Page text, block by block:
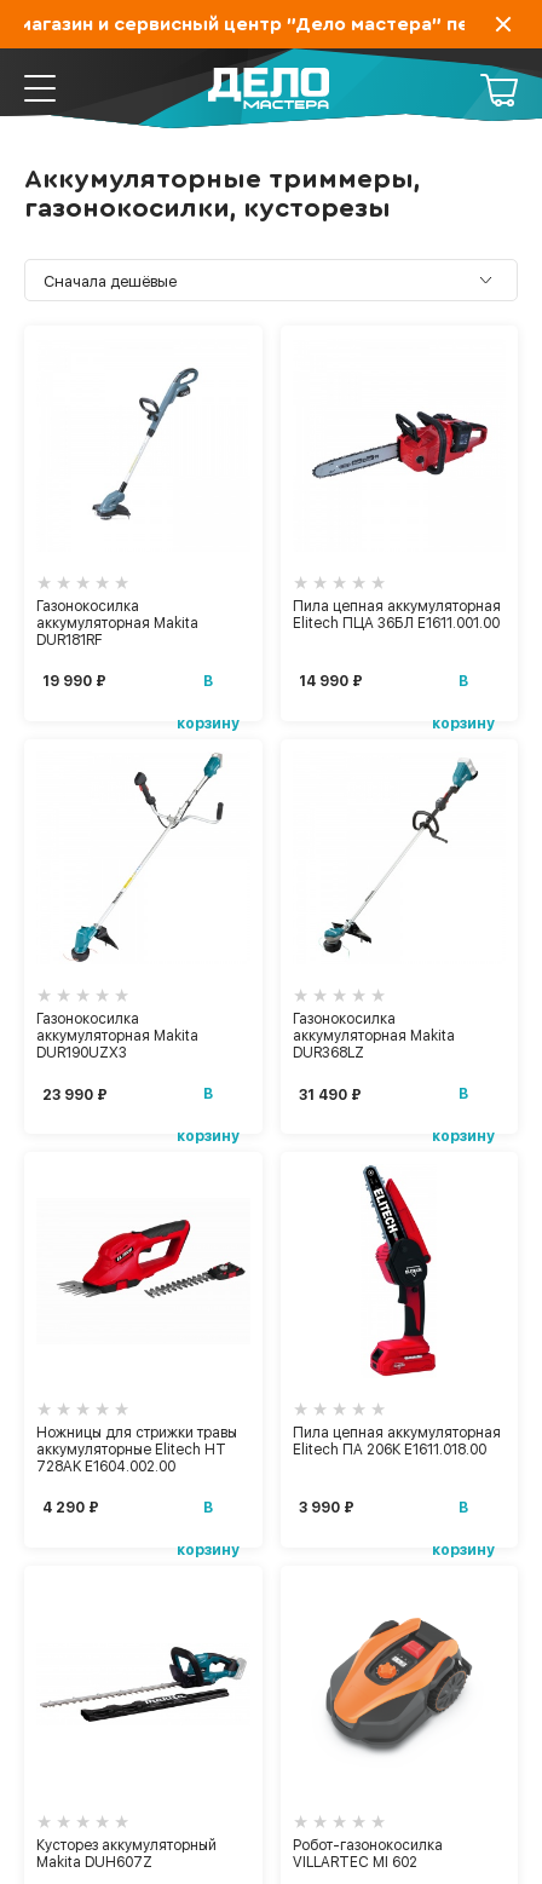
и сервисный центр "Дело мастера" переехал
Аккумуляторные триммеры,
газонокосилки, кусторезы
Газонокосилка
аккумуляторная Makita
DUR181RF
19 990 ₽ В
корзину
Пила цепная аккумуляторная
Elitech ПЦА 36БЛ Е1611.001.00
14 990 ₽ В
корзину
Газонокосилка
аккумуляторная Makita
DUR190UZX3
23 990 ₽ В
корзину
Газонокосилка
аккумуляторная Makita
DUR368LZ
31 490 ₽ В
корзину
Ножницы для стрижки травы
аккумуляторные Elitech HT
728AK Е1604.002.00
4 290 ₽ В
корзину
Пила цепная аккумуляторная
Elitech ПА 206К Е1611.018.00
3 990 ₽ В
корзину
Кусторез аккумуляторный
Makita DUH607Z
Робот-газонокосилка
VILLARTEC MI 602